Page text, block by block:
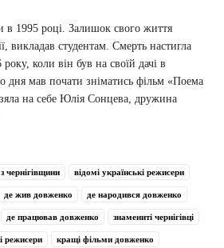
в 1995 році. Залишок свого життя
викладав студентам. Смерть настигла
коли він був на своїй дачі в
дня мав почати зніматись фільм «Поема
на себе Юлія Сонцева, дружина
чернігівщини відомі українські режисери
де жив довженко де народився довженко
де працював довженко знамениті чернігівці
режисери кращі фільми довженко